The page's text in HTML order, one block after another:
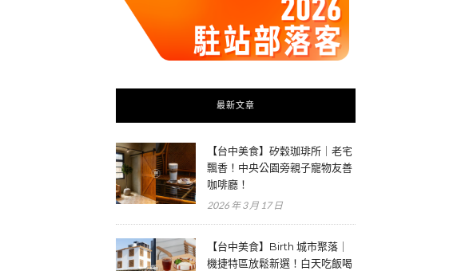
最新文章
【台中美食】矽穀珈琲所｜老宅
飄香！中央公園旁親子寵物友善
咖啡廳！
2026 年 3 月 17 日
【台中美食】Birth 城市聚落｜
機捷特區放鬆新選！白天吃飯喝